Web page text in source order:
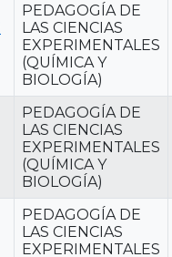
PEDAGOGÍA DE
LAS CIENCIAS
EXPERIMENTALES
(QUÍMICA Y
BIOLOGÍA)
PEDAGOGÍA DE
LAS CIENCIAS
EXPERIMENTALES
(QUÍMICA Y
BIOLOGÍA)
PEDAGOGÍA DE
LAS CIENCIAS
EXPERIMENTALES